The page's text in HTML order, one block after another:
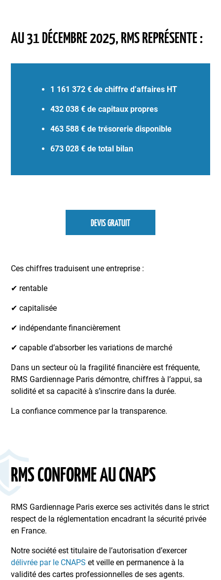
AU 31 DÉCEMBRE 2025, RMS REPRÉSENTE :
1 161 372 € de chiffre d’affaires HT
432 038 € de capitaux propres
463 588 € de trésorerie disponible
673 028 € de total bilan
DEVIS GRATUIT
Ces chiffres traduisent une entreprise :
✔ rentable
✔ capitalisée
✔ indépendante financièrement
✔ capable d’absorber les variations de marché
Dans un secteur où la fragilité financière est fréquente,
RMS Gardiennage Paris démontre, chiffres à l’appui, sa
solidité et sa capacité à s’inscrire dans la durée.
La confiance commence par la transparence.
RMS CONFORME AU CNAPS
RMS Gardiennage Paris exerce ses activités dans le strict
respect de la réglementation encadrant la sécurité privée
en France.
Notre société est titulaire de l’autorisation d’exercer
délivrée par le CNAPS et veille en permanence à la
validité des cartes professionnelles de ses agents.